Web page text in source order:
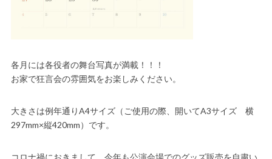
各月には各役者の舞台写真が満載！！！
お家で狂言会の雰囲気をお楽しみください。
大きさは例年通りA4サイズ（ご使用の際、開いてA3サイズ 横
297mm×縦420mm）です。
コロナ禍におきまして、今年も公演会場でのグッズ販売を自粛い